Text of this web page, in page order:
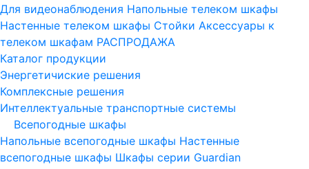
Для видеонаблюдения Напольные телеком шкафы
Настенные телеком шкафы Стойки Аксессуары к
телеком шкафам РАСПРОДАЖА
Каталог продукции
Энергетичиские решения
Комплексные решения
Интеллектуальные транспортные системы
Всепогодные шкафы
Напольные всепогодные шкафы Настенные
всепогодные шкафы Шкафы серии Guardian